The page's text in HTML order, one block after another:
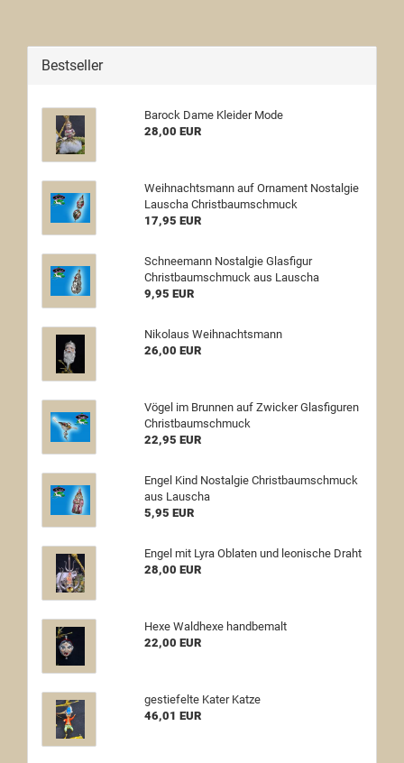
Bestseller
Barock Dame Kleider Mode
28,00 EUR
Weihnachtsmann auf Ornament Nostalgie
Lauscha Christbaumschmuck
17,95 EUR
Schneemann Nostalgie Glasfigur
Christbaumschmuck aus Lauscha
9,95 EUR
Nikolaus Weihnachtsmann
26,00 EUR
Vögel im Brunnen auf Zwicker Glasfiguren
Christbaumschmuck
22,95 EUR
Engel Kind Nostalgie Christbaumschmuck
aus Lauscha
5,95 EUR
Engel mit Lyra Oblaten und leonische Draht
28,00 EUR
Hexe Waldhexe handbemalt
22,00 EUR
gestiefelte Kater Katze
46,01 EUR